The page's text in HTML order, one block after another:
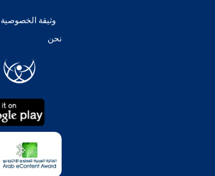
وثيقة الخصوصية
نحن